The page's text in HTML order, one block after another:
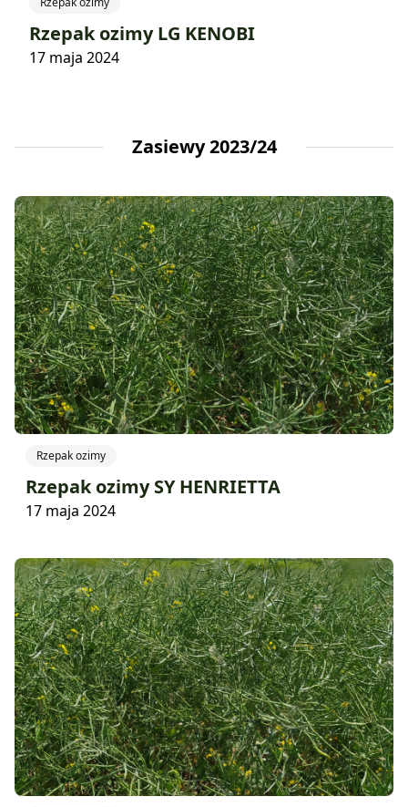
Rzepak ozimy LG KENOBI
17 maja 2024
Zasiewy 2023/24
Rzepak ozimy
Rzepak ozimy SY HENRIETTA
17 maja 2024